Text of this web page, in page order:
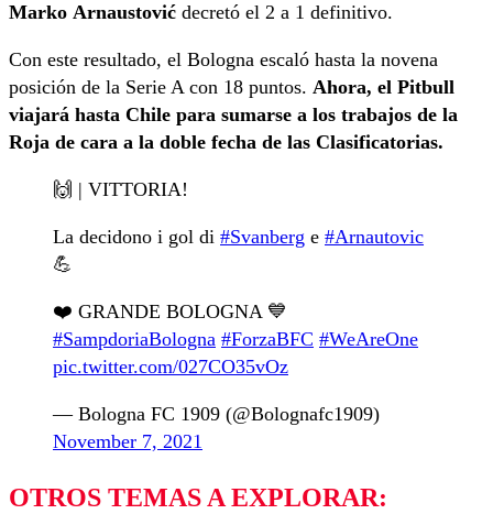
Marko Arnaustović decretó el 2 a 1 definitivo.
Con este resultado, el Bologna escaló hasta la novena
posición de la Serie A con 18 puntos. Ahora, el Pitbull
viajará hasta Chile para sumarse a los trabajos de la
Roja de cara a la doble fecha de las Clasificatorias.
🙌 | VITTORIA!
La decidono i gol di #Svanberg e #Arnautovic
💪
❤️ GRANDE BOLOGNA 💙
#SampdoriaBologna #ForzaBFC #WeAreOne
pic.twitter.com/027CO35vOz
— Bologna FC 1909 (@Bolognafc1909)
November 7, 2021
OTROS TEMAS A EXPLORAR: